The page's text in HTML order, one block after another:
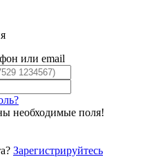
или email
необходимые поля!
Зарегистрируйтесь